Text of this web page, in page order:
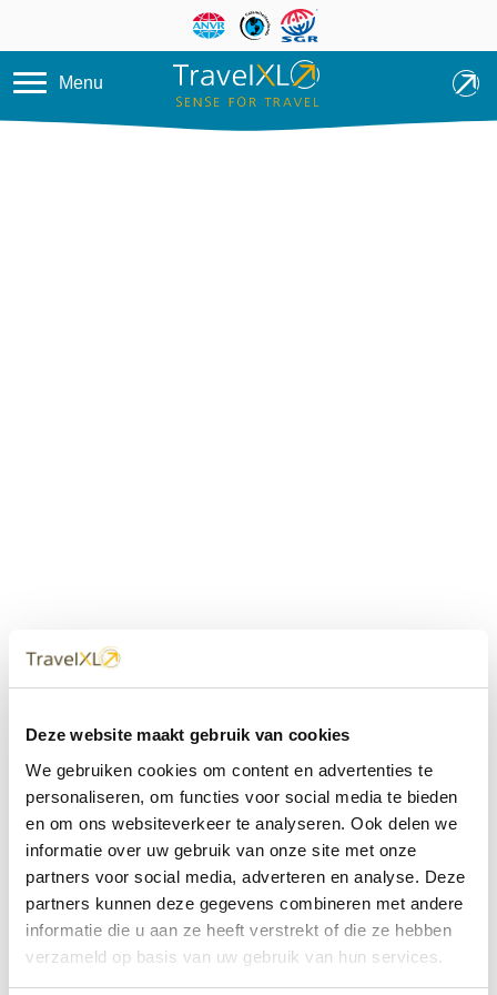
Deze website maakt gebruik van cookies
We gebruiken cookies om content en advertenties te
personaliseren, om functies voor social media te bieden
en om ons websiteverkeer te analyseren. Ook delen we
informatie over uw gebruik van onze site met onze
partners voor social media, adverteren en analyse. Deze
partners kunnen deze gegevens combineren met andere
informatie die u aan ze heeft verstrekt of die ze hebben
verzameld op basis van uw gebruik van hun services.
Overslaan en naar de inhoud
Menu
dichtbij
Met 60+ verkooppunten in Nederland en België staan wij
met onze XL Travelcenters, mobiele reisadviseurs van
TravelXL@Home en deze website altijd voor uw vakantie
klaar.
• Ontzorgen van A-Z • Onafhankelijk advies • Maatwerk •
Bespaar tijd en stress
TravelXLreisbureau's